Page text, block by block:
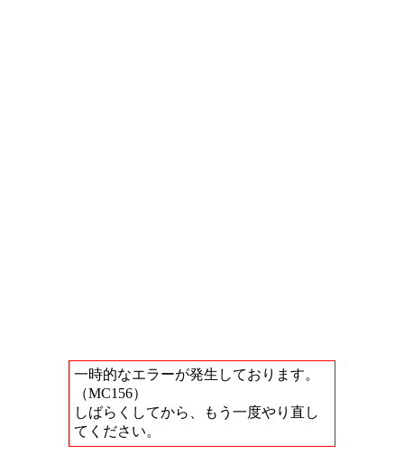
一時的なエラーが発生しております。
（MC156）
しばらくしてから、もう一度やり直し
てください。